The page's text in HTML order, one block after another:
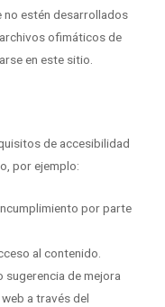
no estén desarrollados
ofimáticos de
en este sitio.
de accesibilidad
por ejemplo:
por parte
al contenido.
sugerencia de mejora
a través del